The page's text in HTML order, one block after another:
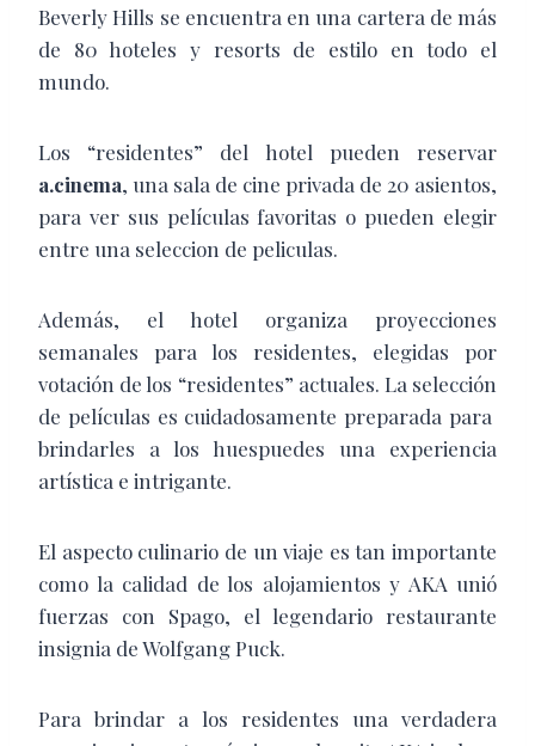
Beverly Hills se encuentra en una cartera de más
de 80 hoteles y resorts de estilo en todo el
mundo.
Los “residentes” del hotel pueden reservar
a.cinema, una sala de cine privada de 20 asientos,
para ver sus películas favoritas o pueden elegir
entre una seleccion de peliculas.
Además, el hotel organiza proyecciones
semanales para los residentes, elegidas por
votación de los “residentes” actuales. La selección
de películas es cuidadosamente preparada para
brindarles a los huespuedes una experiencia
artística e intrigante.
El aspecto culinario de un viaje es tan importante
como la calidad de los alojamientos y AKA unió
fuerzas con Spago, el legendario restaurante
insignia de Wolfgang Puck.
Para brindar a los residentes una verdadera